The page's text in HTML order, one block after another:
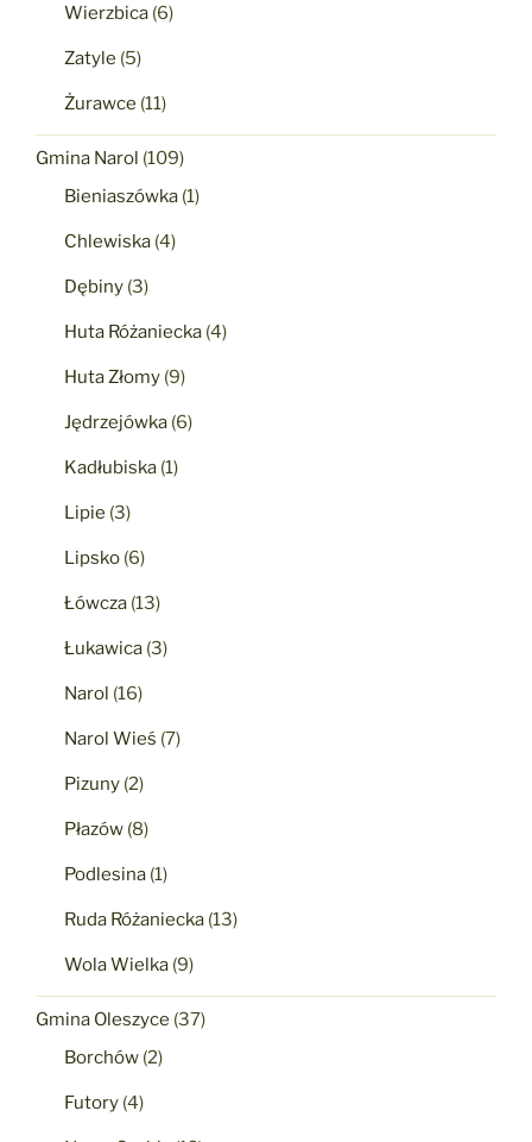
Wierzbica (6)
Zatyle (5)
Żurawce (11)
Gmina Narol (109)
Bieniaszówka (1)
Chlewiska (4)
Dębiny (3)
Huta Różaniecka (4)
Huta Złomy (9)
Jędrzejówka (6)
Kadłubiska (1)
Lipie (3)
Lipsko (6)
Łówcza (13)
Łukawica (3)
Narol (16)
Narol Wieś (7)
Pizuny (2)
Płazów (8)
Podlesina (1)
Ruda Różaniecka (13)
Wola Wielka (9)
Gmina Oleszyce (37)
Borchów (2)
Futory (4)